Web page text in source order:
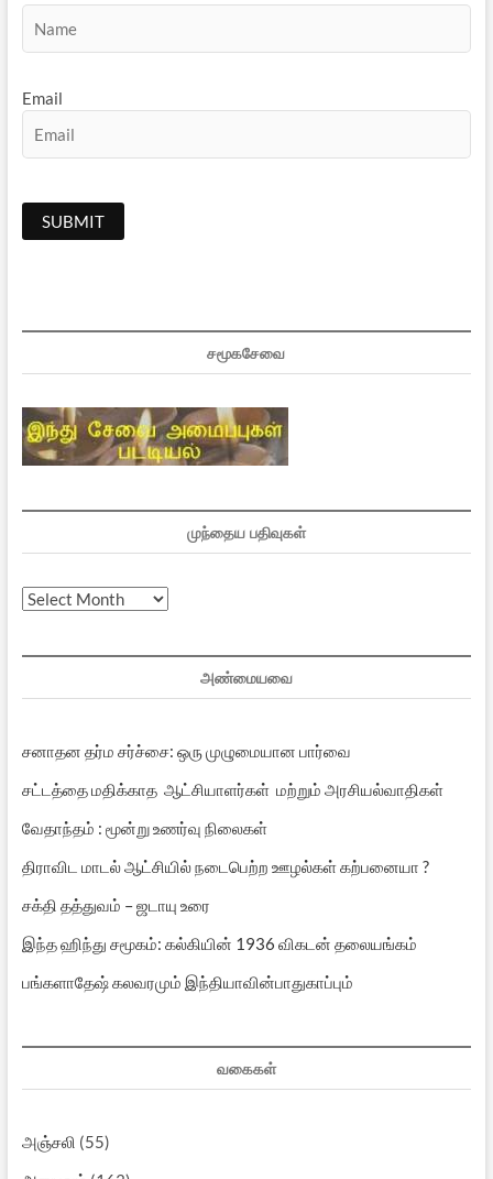
Email
சமூகசேவை
முந்தைய பதிவுகள்
முந்தைய
அண்மையவை
சனாதன தர்ம சர்ச்சை: ஒரு முழுமையான பார்வை
சட்டத்தை மதிக்காத ஆட்சியாளர்கள் மற்றும் அரசியல்வாதிகள்
வேதாந்தம் : மூன்று உணர்வு நிலைகள்
திராவிட மாடல் ஆட்சியில் நடைபெற்ற ஊழல்கள் கற்பனையா ?
சக்தி தத்துவம் – ஜடாயு உரை
இந்த ஹிந்து சமூகம்: கல்கியின் 1936 விகடன் தலையங்கம்
பங்களாதேஷ் கலவரமும் இந்தியாவின்பாதுகாப்பும்
வகைகள்
அஞ்சலி (55)